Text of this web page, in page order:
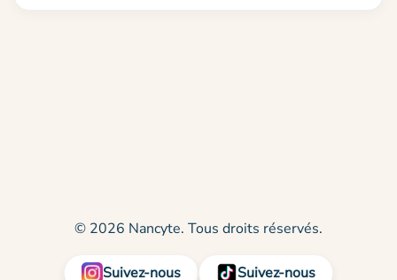
© 2026 Nancyte. Tous droits réservés.
Suivez-nous Suivez-nous